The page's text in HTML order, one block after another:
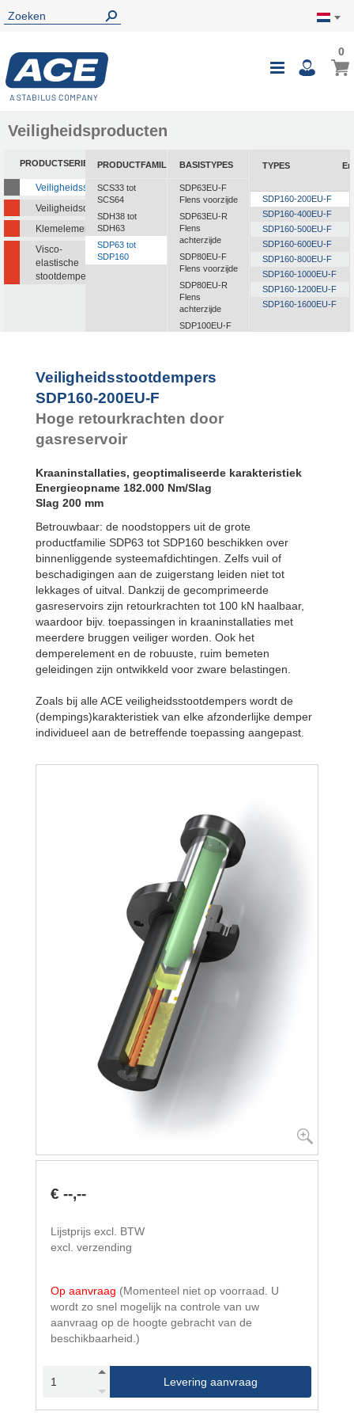
Toggle
00
Veiligheidsproducten
PRODUCTSERIE
Veiligheidsstootdempers
Veiligheidsdempers
Klemelementen
Visco-
elastische
stootdempers
PRODUCTFAMILIE
SCS33 tot
SCS64
SDH38 tot
SDH63
SDP63 tot
SDP160
BASISTYPES
SDP63EU-F
Flens voorzijde
SDP63EU-R
Flens
achterzijde
SDP80EU-F
Flens voorzijde
SDP80EU-R
Flens
achterzijde
SDP100EU-F
achterzijde
SDP120EU-R
Flens voorzijde
SDP160EU-R
TYPES
SDP160-200EU-F
SDP160-400EU-F
SDP160-500EU-F
SDP160-600EU-F
SDP160-800EU-F
SDP160-1000EU-F
SDP160-1200EU-F
SDP160-1600EU-F
Veiligheidsstootdempers
SDP160-200EU-F
Hoge retourkrachten door
gasreservoir
Kraaninstallaties, geoptimaliseerde karakteristiek
Energieopname 182.000 Nm/Slag
Slag 200 mm
Betrouwbaar: de noodstoppers uit de grote
productfamilie SDP63 tot SDP160 beschikken over
binnenliggende systeemafdichtingen. Zelfs vuil of
beschadigingen aan de zuigerstang leiden niet tot
lekkages of uitval. Dankzij de gecomprimeerde
gasreservoirs zijn retourkrachten tot 100 kN haalbaar,
waardoor bijv. toepassingen in kraaninstallaties met
meerdere bruggen veiliger worden. Ook het
demperelement en de robuuste, ruim bemeten
geleidingen zijn ontwikkeld voor zware belastingen.
Zoals bij alle ACE veiligheidsstootdempers wordt de
(dempings)karakteristiek van elke afzonderlijke demper
individueel aan de betreffende toepassing aangepast.
€ --,--
Lijstprijs excl. BTW
excl. verzending
Op aanvraag (Momenteel niet op voorraad. U
wordt zo snel mogelijk na controle van uw
aanvraag op de hoogte gebracht van de
beschikbaarheid.)
Levering aanvraag